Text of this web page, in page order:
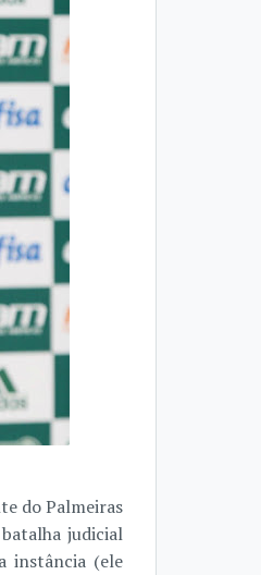
do Palmeiras
judicial
instância (ele